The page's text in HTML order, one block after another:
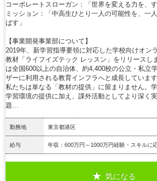
コーポレートスローガン：「世界を変える力を、
ミッション：「中高生ひとり一人の可能性を、一
ばす」
【事業開発事業部について】
2019年、新学習指導要領に対応した学校向けオン
教材「ライフイズテック レッスン」をリリースし
は全国600以上の自治体、約4,400校の公立・私立
ザーに利用される教育インフラへと成長しています
私たちは単なる「教材の提供」に留まりません。
学習環境の提供に加え、課外活動としてより深く
題…
勤務地 東京都港区
給与 年収：600万円～1000万円経験・スキルに
気になる